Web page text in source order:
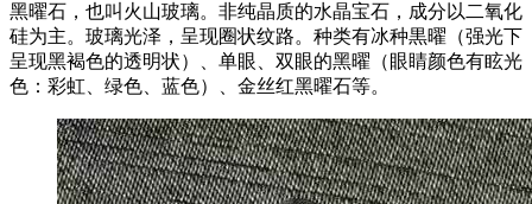
黑曜石，也叫火山玻璃。非纯晶质的水晶宝石，成分以二氧化
硅为主。玻璃光泽，呈现圈状纹路。种类有冰种黒曜（强光下
呈现黑褐色的透明状）、单眼、双眼的黑曜（眼睛颜色有眩光
色：彩虹、绿色、蓝色）、金丝红黑曜石等。